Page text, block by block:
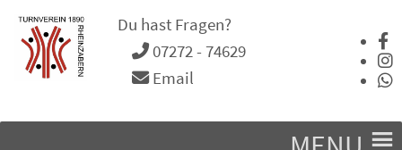
Du hast Fragen?
07272 - 74629
Email